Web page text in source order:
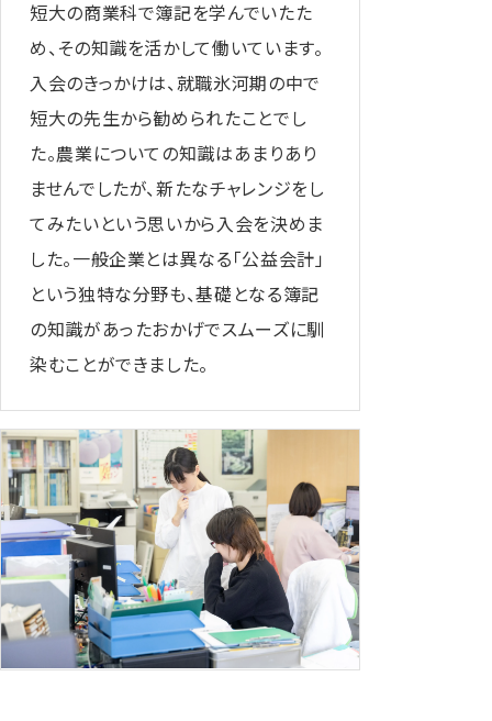
短大の商業科で簿記を学んでいたた
め、その知識を活かして働いています。
入会のきっかけは、就職氷河期の中で
短大の先生から勧められたことでし
た。農業についての知識はあまりあり
ませんでしたが、新たなチャレンジをし
てみたいという思いから入会を決めま
した。一般企業とは異なる「公益会計」
という独特な分野も、基礎となる簿記
の知識があったおかげでスムーズに馴
染むことができました。